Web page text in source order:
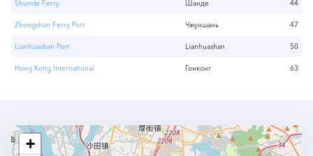
Shunde Ferry Шанде 44
Zhongshan Ferry Port Чжуншань 47
Lianhuashan Port Lianhuashan 50
Hong Kong International Гонконг 63
+